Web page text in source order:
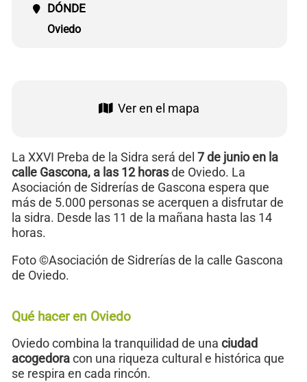
DÓNDE
Oviedo
Ver en el mapa
La XXVI Preba de la Sidra será del 7 de junio en la
calle Gascona, a las 12 horasde Oviedo. La
Asociación de Sidrerías de Gascona espera que
más de 5.000 personas se acerquen a disfrutar de
la sidra. Desde las 11 de la mañana hasta las 14
horas.
Foto ©Asociación de Sidrerías de la calle Gascona
de Oviedo.
Qué hacer en Oviedo
Oviedo combina la tranquilidad de una ciudad
acogedoracon una riqueza cultural e histórica que
se respira en cada rincón.